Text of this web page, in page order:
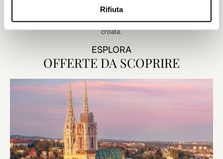
Rifiuta
serviti tramite Coravin. Dai sapori ricchi di sfumature agli ambienti
raffinati, ogni dettaglio riflette l'eccellenza della ristorazione
croata.
ESPLORA
OFFERTE DA SCOPRIRE